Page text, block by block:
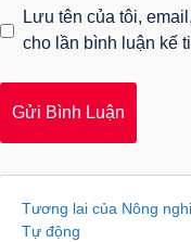
Lưu tên của tôi,
cho lần bình luận kế
Tương lai của Nông
Tự động